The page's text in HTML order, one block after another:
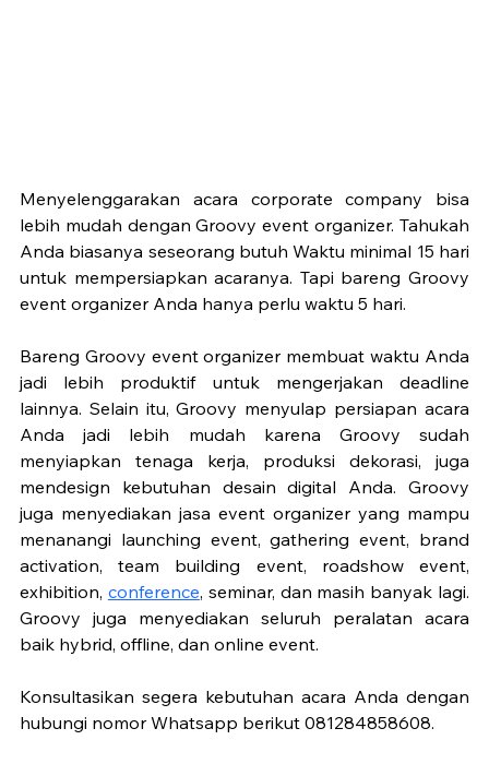
Menyelenggarakan acara corporate company bisa
lebih mudah dengan Groovy event organizer. Tahukah
Anda biasanya seseorang butuh Waktu minimal 15 hari
untuk mempersiapkan acaranya. Tapi bareng Groovy
event organizer Anda hanya perlu waktu 5 hari.
Bareng Groovy event organizer membuat waktu Anda
jadi lebih produktif untuk mengerjakan deadline
lainnya. Selain itu, Groovy menyulap persiapan acara
Anda jadi lebih mudah karena Groovy sudah
menyiapkan tenaga kerja, produksi dekorasi, juga
mendesign kebutuhan desain digital Anda. Groovy
juga menyediakan jasa event organizer yang mampu
menanangi launching event, gathering event, brand
activation, team building event, roadshow event,
exhibition, conference, seminar, dan masih banyak lagi.
Groovy juga menyediakan seluruh peralatan acara
baik hybrid, offline, dan online event.
Konsultasikan segera kebutuhan acara Anda dengan
hubungi nomor Whatsapp berikut 081284858608.